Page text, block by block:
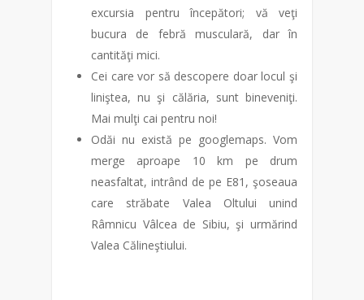
excursia pentru începători; vă veţi
bucura de febră musculară, dar în
cantităţi mici.
Cei care vor să descopere doar locul şi
liniştea, nu şi călăria, sunt bineveniţi.
Mai mulţi cai pentru noi!
Odăi nu există pe googlemaps. Vom
merge aproape 10 km pe drum
neasfaltat, intrând de pe E81, şoseaua
care străbate Valea Oltului unind
Râmnicu Vâlcea de Sibiu, şi urmărind
Valea Călineştiului.